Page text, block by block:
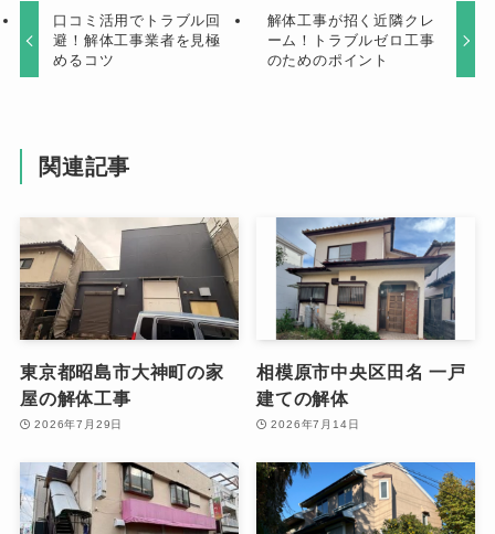
口コミ活用でトラブル回
避！解体工事業者を見極
めるコツ
解体工事が招く近隣クレ
ーム！トラブルゼロ工事
のためのポイント
関連記事
東京都昭島市大神町の家
屋の解体工事
2026年7月29日
相模原市中央区田名 一戸
建ての解体
2026年7月14日